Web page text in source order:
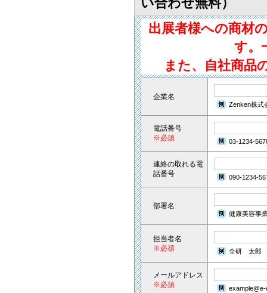
出展者様への商材
す。
また、自社商品
企業名
Zenken株式
電話番号
※必須
03-1234-
連絡の取れる電
話番号
090-1234-
部署名
健康美容事
担当者名
※必須
全研 太郎
メールアドレス
※必須